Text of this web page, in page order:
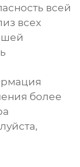
всей
всех
более